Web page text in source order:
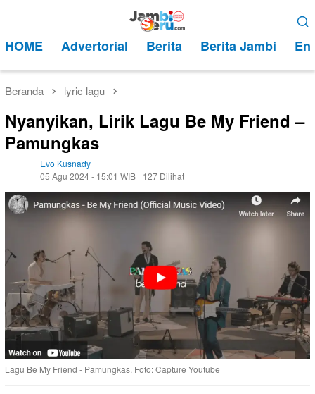
kontenMobile
HOME Advertorial Berita Berita Jambi
Beranda lyric lagu
Nyanyikan, Lirik Lagu Be My Friend –
Pamungkas
Evo Kusnady
05 Agu 2024 - 15:01 WIB
127 Dilihat
Lagu Be My Friend - Pamungkas. Foto: Capture Youtube